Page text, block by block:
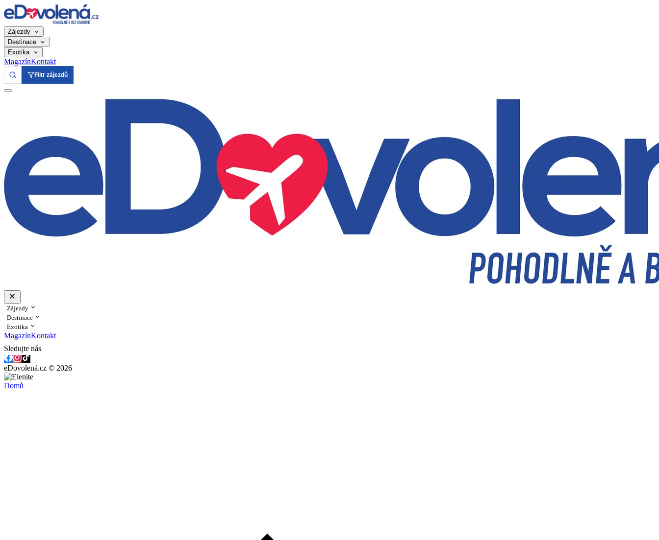
Zájezdy
Destinace
Exotika
MagazínKontakt
Filtr zájezdů
Zájezdy
Destinace
Exotika
MagazínKontakt
Sledujte nás
eDovolená.cz © 2026
Domů